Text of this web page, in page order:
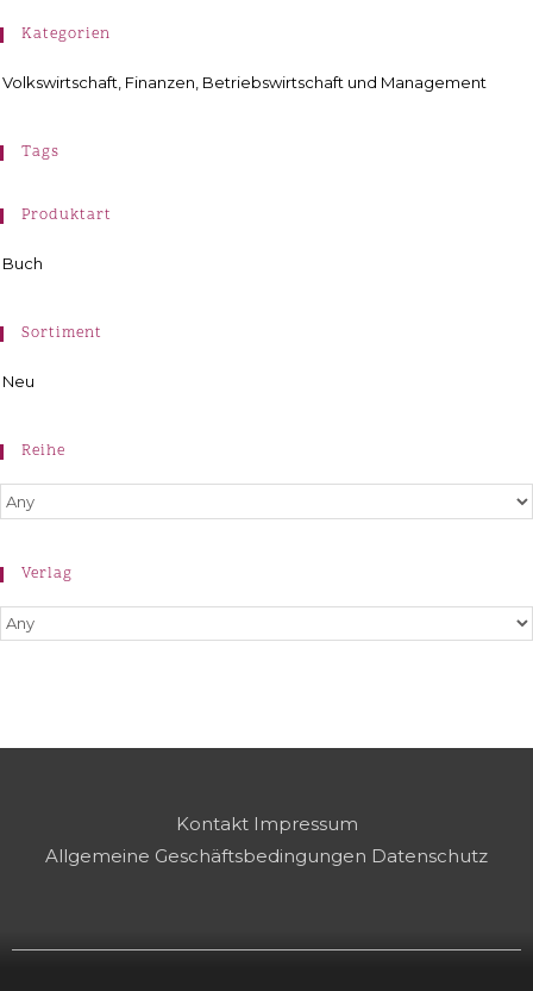
Kategorien
Volkswirtschaft, Finanzen, Betriebswirtschaft und Management
Tags
Produktart
Buch
Sortiment
Neu
Reihe
Verlag
Kontakt Impressum
Allgemeine Geschäftsbedingungen Datenschutz